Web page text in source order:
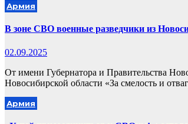
Армия
В зоне СВО военные разведчики из
02.09.2025
От имени Губернатора и Правительства
Новосибирской области «За смелость и
Армия